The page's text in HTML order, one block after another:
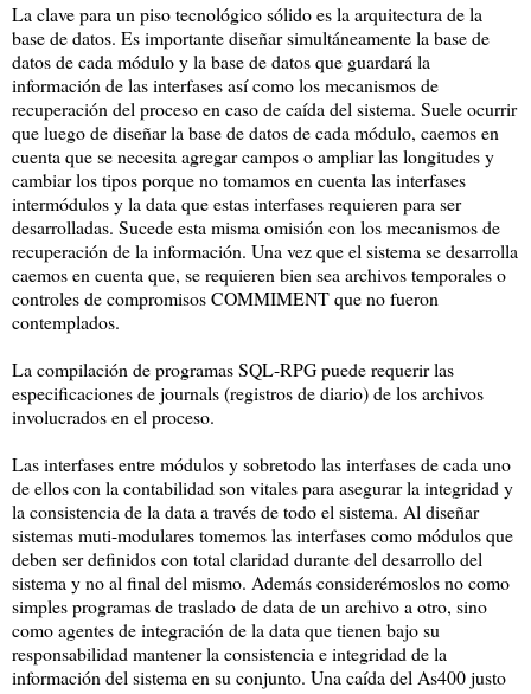
La clave para un piso tecnológico sólido es la arquitectura de la
base de datos. Es importante diseñar simultáneamente la base de
datos de cada módulo y la base de datos que guardará la
información de las interfases así como los mecanismos de
recuperación del proceso en caso de caída del sistema. Suele ocurrir
que luego de diseñar la base de datos de cada módulo, caemos en
cuenta que se necesita agregar campos o ampliar las longitudes y
cambiar los tipos porque no tomamos en cuenta las interfases
intermódulos y la data que estas interfases requieren para ser
desarrolladas. Sucede esta misma omisión con los mecanismos de
recuperación de la información. Una vez que el sistema se desarrolla
caemos en cuenta que, se requieren bien sea archivos temporales o
controles de compromisos COMMIMENT que no fueron
contemplados.
La compilación de programas SQL-RPG puede requerir las
especificaciones de journals (registros de diario) de los archivos
involucrados en el proceso.
Las interfases entre módulos y sobretodo las interfases de cada uno
de ellos con la contabilidad son vitales para asegurar la integridad y
la consistencia de la data a través de todo el sistema. Al diseñar
sistemas muti-modulares tomemos las interfases como módulos que
deben ser definidos con total claridad durante del desarrollo del
sistema y no al final del mismo. Además considerémoslos no como
simples programas de traslado de data de un archivo a otro, sino
como agentes de integración de la data que tienen bajo su
responsabilidad mantener la consistencia e integridad de la
información del sistema en su conjunto. Una caída del As400 justo